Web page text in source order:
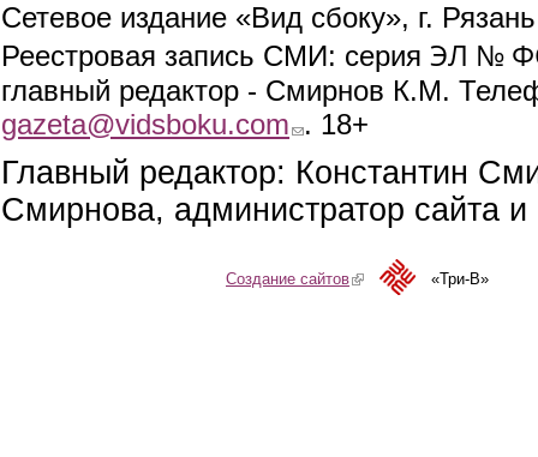
Сетевое издание «Вид сбоку», г.
Реестровая запись СМИ: серия ЭЛ №
главный редактор - Смирнов К.М.
gazeta@vidsboku.com (link sends e-mail)
. 18+
Главный редактор: Константин
Смирнова, администратор сайта
Создание сайтов(link is external)«Три-В»